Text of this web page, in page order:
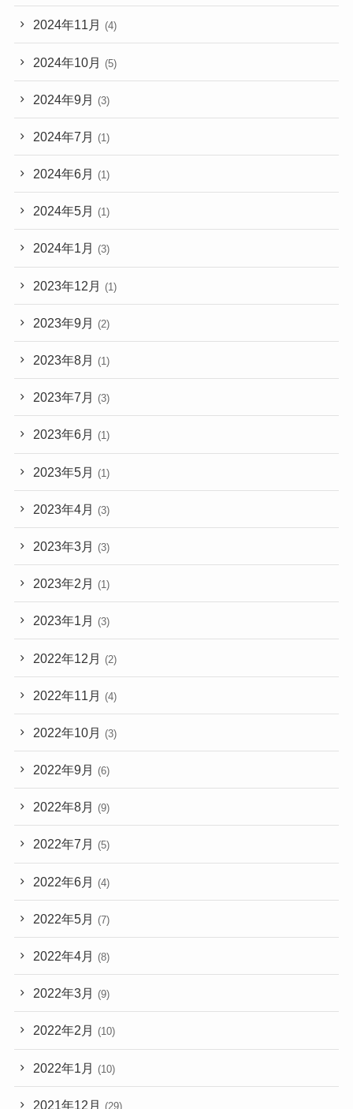
2024年11月 (4)
2024年10月 (5)
2024年9月 (3)
2024年7月 (1)
2024年6月 (1)
2024年5月 (1)
2024年1月 (3)
2023年12月 (1)
2023年9月 (2)
2023年8月 (1)
2023年7月 (3)
2023年6月 (1)
2023年5月 (1)
2023年4月 (3)
2023年3月 (3)
2023年2月 (1)
2023年1月 (3)
2022年12月 (2)
2022年11月 (4)
2022年10月 (3)
2022年9月 (6)
2022年8月 (9)
2022年7月 (5)
2022年6月 (4)
2022年5月 (7)
2022年4月 (8)
2022年3月 (9)
2022年2月 (10)
2022年1月 (10)
2021年12月 (29)